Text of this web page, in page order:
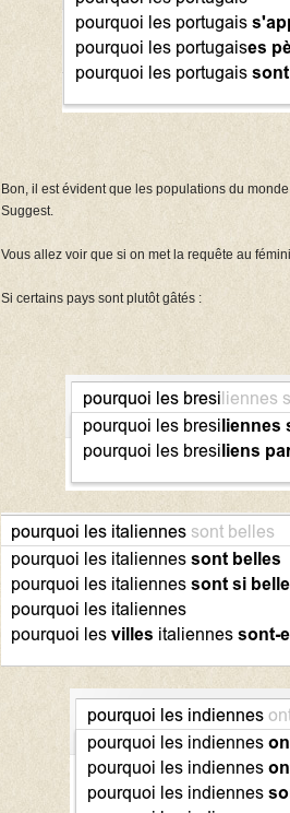
Bon, il est évident que les populations du
Suggest.
Vous allez voir que si on met la requête au
Si certains pays sont plutôt gâtés :